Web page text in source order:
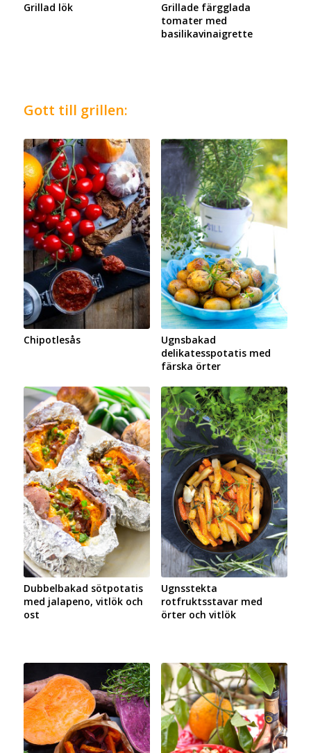
Grillad lök
Grillade färgglada
tomater med
basilikavinaigrette
Gott till grillen:
Chipotlesås
Ugnsbakad
delikatesspotatis med
färska örter
Dubbelbakad sötpotatis
med jalapeno, vitlök och
ost
Ugnsstekta
rotfruktsstavar med
örter och vitlök